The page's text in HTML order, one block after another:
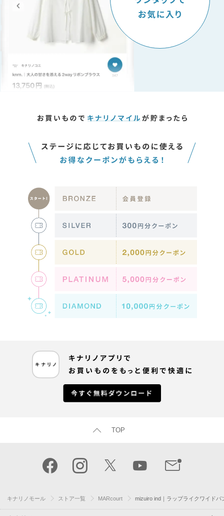
TOP
キナリノモール ストア一覧 MARcourt mizuiro ind｜ラップライクワイドパ